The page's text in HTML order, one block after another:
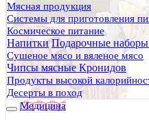
Мясная продукция
Системы для приготовления
Космическое питание
Напитки Подарочные наборы
Сушеное мясо и вяленое мясо
Чипсы мясные Кронидов
Продукты высокой
Десерты в поход
Медицина